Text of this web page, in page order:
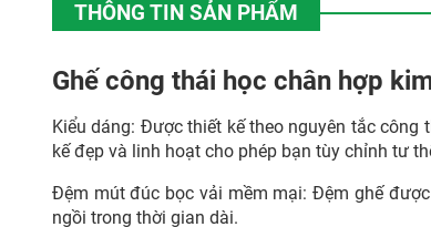
THÔNG TIN SẢN PHẨM
Ghế công thái học chân hợp
Kiểu dáng: Được thiết kế theo nguyên tắc
kế đẹp và linh hoạt cho phép bạn tùy chỉnh tư
Đệm mút đúc bọc vải mềm mại: Đệm ghế
ngồi trong thời gian dài.